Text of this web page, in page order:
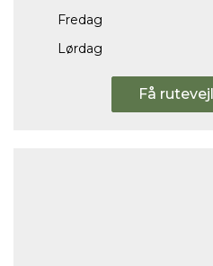
Fredag
Lørdag
Få